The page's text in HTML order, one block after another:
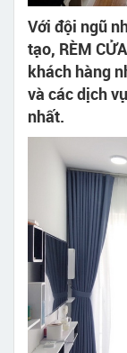
Với đội ngũ
tạo, RÈM
khách hàng
và các dịch
nhất.